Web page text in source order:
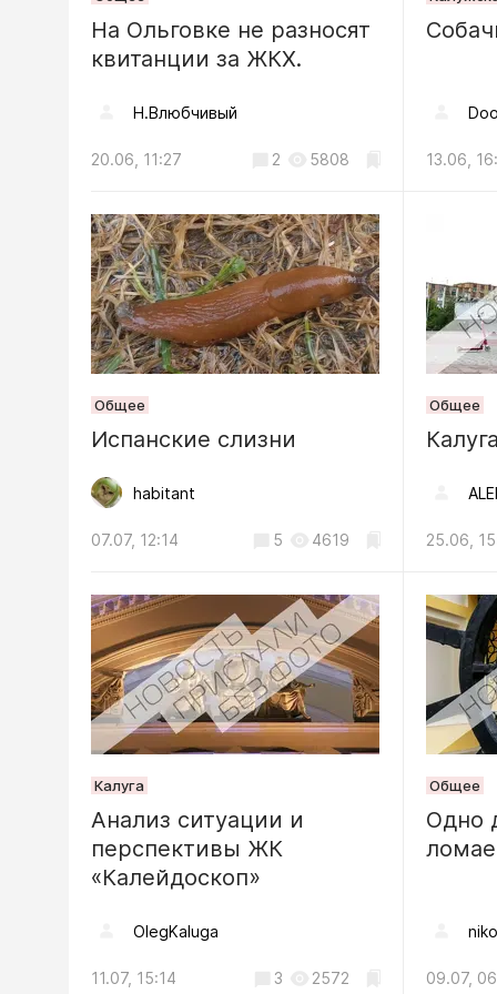
В
жилого
04.08, 18:19
ФСБ
Вместо
унитаз:
04.08, 11:38
На Ольговке не разносят
квитанции за ЖКХ.
Н.Влюбчивый
20.06, 11:27 2 5808 13.06,
Общее
Испанские слизни
habitant
07.07, 12:14 5 4619
Общее
25.06,
Калуга
Анализ ситуации и
перспективы ЖК
«Калейдоскоп»
OlegKaluga
11.07, 15:14 3 2572
Общее
Одно
09.07,